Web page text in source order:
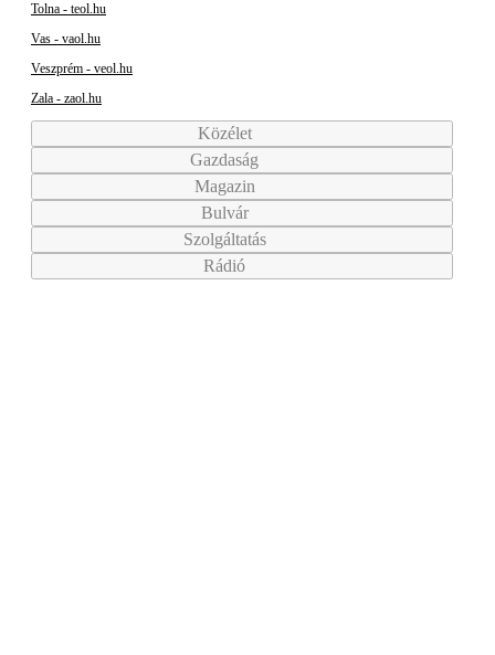
Tolna - teol.hu
Vas - vaol.hu
Veszprém - veol.hu
Zala - zaol.hu
Közélet
Gazdaság
Magazin
Bulvár
Szolgáltatás
Rádió